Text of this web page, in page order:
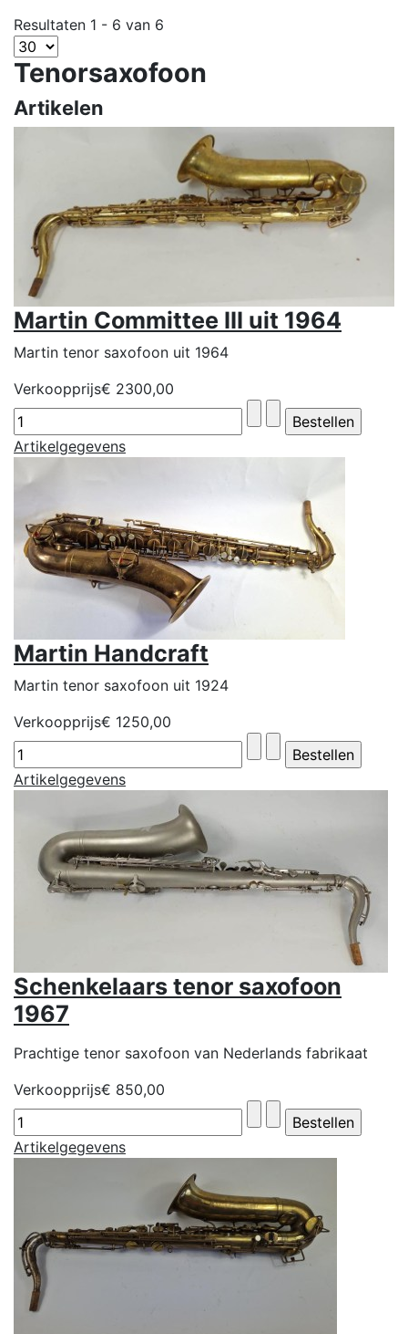
Resultaten 1 - 6 van 6
Tenorsaxofoon
Artikelen
Martin Committee III uit 1964
Martin tenor saxofoon uit 1964
Verkoopprijs€ 2300,00
Artikelgegevens
Martin Handcraft
Martin tenor saxofoon uit 1924
Verkoopprijs€ 1250,00
Artikelgegevens
Schenkelaars tenor saxofoon
1967
Prachtige tenor saxofoon van Nederlands fabrikaat
Verkoopprijs€ 850,00
Artikelgegevens